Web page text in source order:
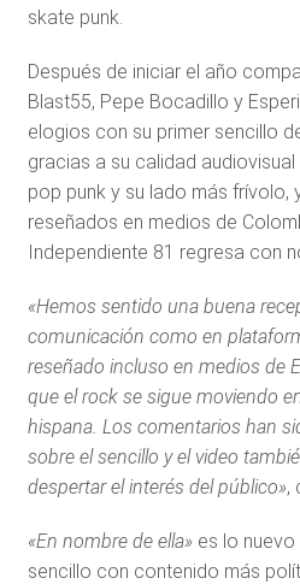
skate punk.
Después de iniciar el año
Blast55, Pepe Bocadillo y
elogios con su primer sencillo
gracias a su calidad
pop punk y su lado más frívolo,
reseñados en medios de
Independiente 81 regresa con
«Hemos sentido una buena
comunicación como en
reseñado incluso en medios de
que el rock se sigue moviendo
hispana. Los comentarios han
sobre el sencillo y el video
despertar el interés del público»,
«En nombre de ella» es lo
sencillo con contenido más